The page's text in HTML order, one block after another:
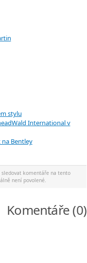
stylu
Wald International v
na Bentley
sledovat komentáře na tento
není povolené.
Komentáře (0)